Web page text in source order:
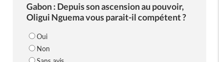
Gabon : Depuis son ascension au pouvoir,
Oligui Nguema vous parait-il compétent ?
Oui
Non